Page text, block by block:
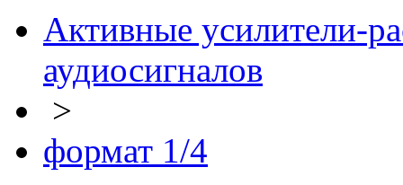
Активные усилители-
аудиосигналов
>
формат 1/4